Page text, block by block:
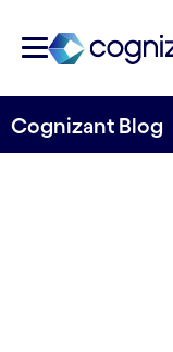
Cognizant Blog